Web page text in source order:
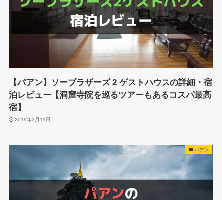
【パアン】ソーブラザーズ 2 ゲストハウスの詳細・宿
泊レビュー【洞窟寺院を巡るツアーもあるコスパ最高
宿】
2019年3月11日
パアン